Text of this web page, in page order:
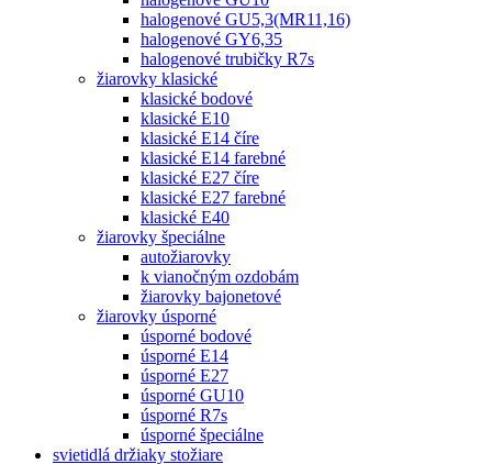
halogenové GU5,3(MR11,16)
halogenové GY6,35
halogenové trubičky R7s
žiarovky klasické
klasické bodové
klasické E10
klasické E14 číre
klasické E14 farebné
klasické E27 číre
klasické E27 farebné
klasické E40
žiarovky špeciálne
autožiarovky
k vianočným ozdobám
žiarovky bajonetové
žiarovky úsporné
úsporné bodové
úsporné E14
úsporné E27
úsporné GU10
úsporné R7s
úsporné špeciálne
svietidlá držiaky stožiare